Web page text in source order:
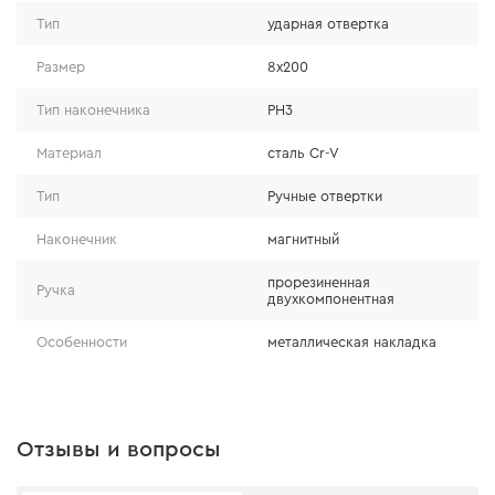
Надежность
высокопрочная сталь CR-V, которая обеспечивает
нагрузки с ударом. К тому же, металлическая накладка
на торце ручки дополнительно способствует
Тип ударная отвертка
Размер 8x200
Тип наконечника PH3
Материал сталь Cr-V
Тип Ручные отвертки
Наконечник магнитный
Ручка
прорезиненная
двухкомпонентная
Особенности металлическая накладка
Отзывы и вопросы